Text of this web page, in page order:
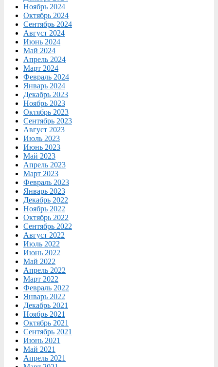
Ноябрь 2024
Октябрь 2024
Сентябрь 2024
Август 2024
Июнь 2024
Май 2024
Апрель 2024
Март 2024
Февраль 2024
Январь 2024
Декабрь 2023
Ноябрь 2023
Октябрь 2023
Сентябрь 2023
Август 2023
Июль 2023
Июнь 2023
Май 2023
Апрель 2023
Март 2023
Февраль 2023
Январь 2023
Декабрь 2022
Ноябрь 2022
Октябрь 2022
Сентябрь 2022
Август 2022
Июль 2022
Июнь 2022
Май 2022
Апрель 2022
Март 2022
Февраль 2022
Январь 2022
Декабрь 2021
Ноябрь 2021
Октябрь 2021
Сентябрь 2021
Июнь 2021
Май 2021
Апрель 2021